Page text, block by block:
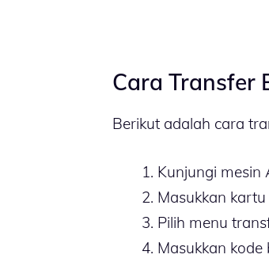
Cara Transfer
Berikut adalah cara
Kunjungi mesin
Masukkan
Pilih menu
Masukkan